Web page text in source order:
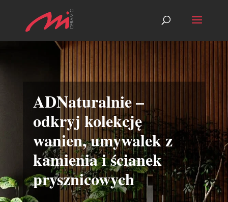
ADNaturalnie –
odkryj kolekcję
wanien, umywalek z
kamienia i ścianek
prysznicowych